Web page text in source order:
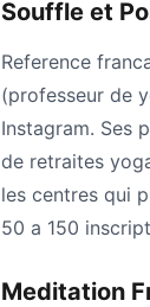
Souffle et
Reference
(professeur de
Instagram. Ses
de retraites
les centres qui
50 a 150
Meditation